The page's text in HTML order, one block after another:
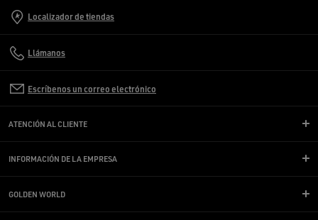
Localizador de tiendas
Llámanos
Escríbenos un correo electrónico
ATENCIÓN AL CLIENTE
INFORMACIÓN DE LA EMPRESA
GOLDEN WORLD